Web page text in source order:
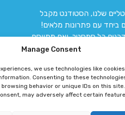
Manage Consent
we use technologies like
Consenting to these
behavior or unique IDs on this
may adversely affect certain
שלנו, הסטודנט מקבל
ביחד עם פתרונות מלאים!
כל סמסטר, ואם מתווסף
מתעדכן יחד איתו.